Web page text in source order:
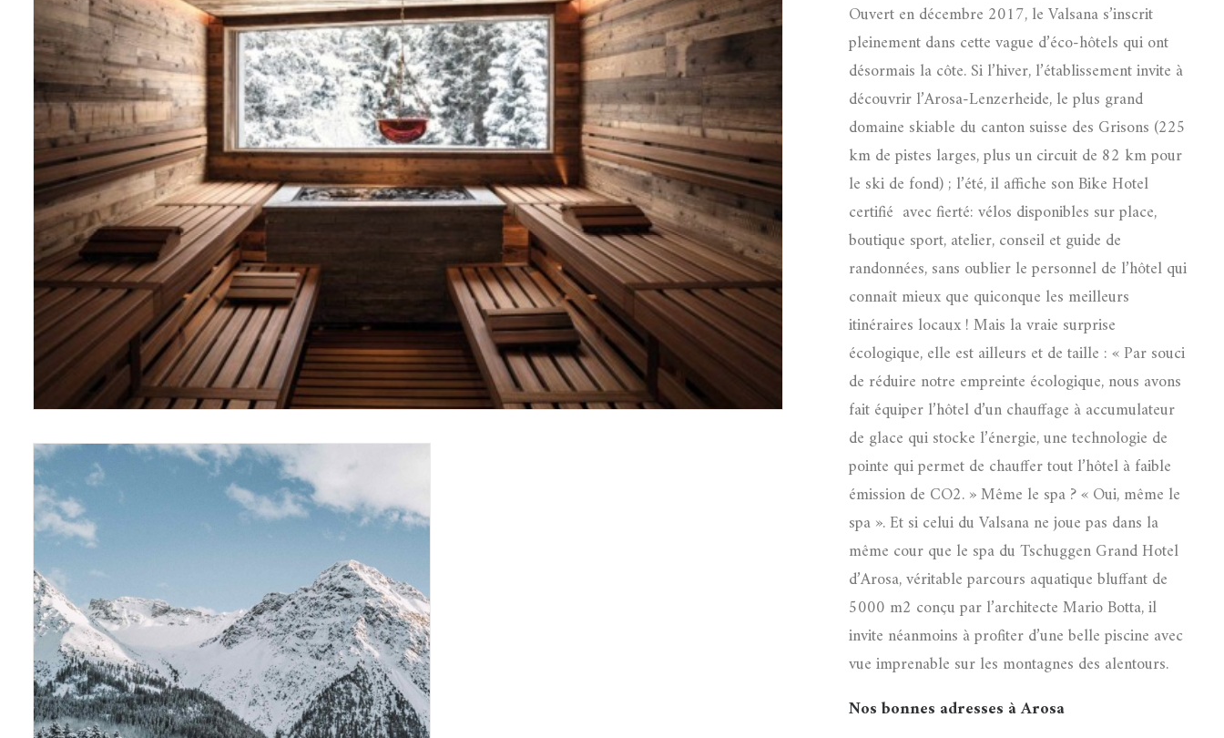
Ouvert en décembre 2017, le Valsana s’inscrit
pleinement dans cette vague d’éco-hôtels qui ont
désormais la côte. Si l’hiver, l’établissement invite à
découvrir l’Arosa-Lenzerheide, le plus grand
domaine skiable du canton suisse des Grisons (225
km de pistes larges, plus un circuit de 82 km pour
le ski de fond) ; l’été, il affiche son Bike Hotel
certifié avec fierté: vélos disponibles sur place,
boutique sport, atelier, conseil et guide de
randonnées, sans oublier le personnel de l’hôtel qui
connaît mieux que quiconque les meilleurs
itinéraires locaux ! Mais la vraie surprise
écologique, elle est ailleurs et de taille : « Par souci
de réduire notre empreinte écologique, nous avons
fait équiper l’hôtel d’un chauffage à accumulateur
de glace qui stocke l’énergie, une technologie de
pointe qui permet de chauffer tout l’hôtel à faible
émission de CO2. » Même le spa ? « Oui, même le
spa ». Et si celui du Valsana ne joue pas dans la
même cour que le spa du Tschuggen Grand Hotel
d’Arosa, véritable parcours aquatique bluffant de
5000 m2 conçu par l’architecte Mario Botta, il
invite néanmoins à profiter d’une belle piscine avec
vue imprenable sur les montagnes des alentours.
Nos bonnes adresses à Arosa